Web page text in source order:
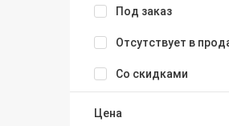
Под заказ
Отсутствует в
Со скидками
Цена